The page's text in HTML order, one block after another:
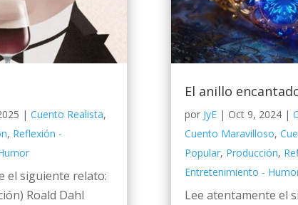
| Cuento Realista,
, Reflexión -
el siguiente relato:
Roald Dahl
El anillo
por JyE| Oct 9, 2024|
Cuento Maravilloso,
Popular, Producción,
Entretenimiento -
Lee atentamente el